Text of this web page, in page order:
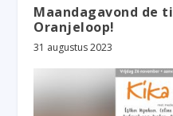
Maandagavond de
Oranjeloop!
31 augustus 2023